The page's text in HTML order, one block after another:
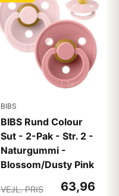
BIBS
BIBS Rund Colour
Sut - 2-Pak - Str. 2 -
Naturgummi -
Blossom/Dusty Pink
VEJL. PRIS
63,96